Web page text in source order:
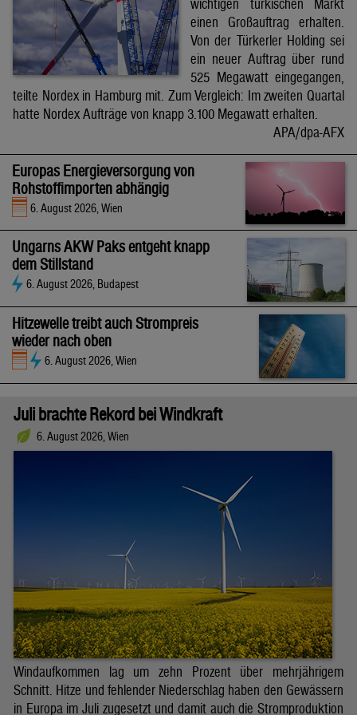
wichtigen türkischen Markt
einen Großauftrag erhalten.
Von der Türkerler Holding sei
ein neuer Auftrag über rund
525 Megawatt eingegangen,
teilte Nordex in Hamburg mit. Zum Vergleich: Im zweiten Quartal
hatte Nordex Aufträge von knapp 3.100 Megawatt erhalten.
APA/dpa-AFX
Europas Energieversorgung von
Rohstoffimporten abhängig
6. August 2026, Wien
Ungarns AKW Paks entgeht knapp
dem Stillstand
6. August 2026, Budapest
Hitzewelle treibt auch Strompreis
wieder nach oben
6. August 2026, Wien
Juli brachte Rekord bei Windkraft
6. August 2026, Wien
Windaufkommen lag um zehn Prozent über mehrjährigem
Schnitt. Hitze und fehlender Niederschlag haben den Gewässern
in Europa im Juli zugesetzt und damit auch die Stromproduktion